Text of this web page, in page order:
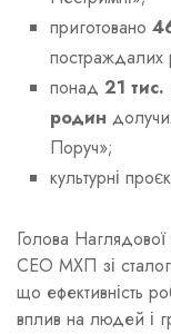
приготовано
постраждалих
понад 21 тис.
родин
Поруч»;
культурні
Голова
CEO МХП зі
що ефективність
вплив на людей і